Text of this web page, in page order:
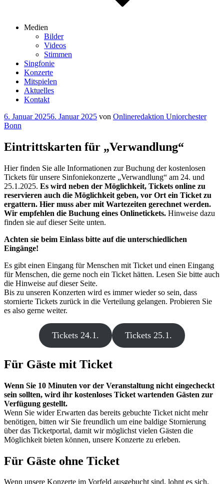
Medien
Bilder
Videos
Stimmen
Singfonie
Konzerte
Mitspielen
Aktuelles
Kontakt
Veröffentlicht
am
6. Januar 20256. Januar 2025 von Onlineredaktion Uniorchester
Bonn
Eintrittskarten für „Verwandlung“
Hier finden Sie alle Informationen zur Buchung der kostenlosen
Tickets für unsere Sinfoniekonzerte „Verwandlung“ am 24. und
25.1.2025. Es wird neben der Möglichkeit, Tickets online zu
reservieren auch die Möglichkeit geben, vor Ort ein Ticket zu
ergattern. Hier muss aber mit Wartezeiten gerechnet werden.
Wir empfehlen die Buchung eines Onlinetickets. Hinweise dazu
finden sie auf dieser Seite unten.
Achten sie beim Einlass bitte auf die unterschiedlichen
Eingänge!
Es gibt einen Eingang für Menschen mit Ticket und einen Eingang
für Menschen, die gerne noch ein Ticket hätten. Lesen Sie bitte auch
die Hinweise auf dieser Seite.
Bis zu unseren Konzerten wird es immer wieder so sein, dass
stornierte Tickets zurück in die Verteilung gelangen. Probieren Sie
es also gerne weiter.
Tickets 24.1. Tickets 25.1.
Für Gäste mit Ticket
Wenn Sie 10 Minuten vor der Veranstaltung nicht eingecheckt
sein sollten, wird ihr kostenloses Ticket wartenden Gästen zur
Verfügung gestellt.
Wenn Sie wider Erwarten das bereits gebuchte Ticket nicht mehr
benötigen, bitten wir Sie freundlich um eine baldige Stornierung
über das Ticketportal, damit wir möglichst vielen Gästen die
Möglichkeit bieten können, unsere Konzerte zu erleben.
Für Gäste ohne Ticket
Wenn unsere Konzerte im Vorfeld ausgebucht sind, lohnt es sich,